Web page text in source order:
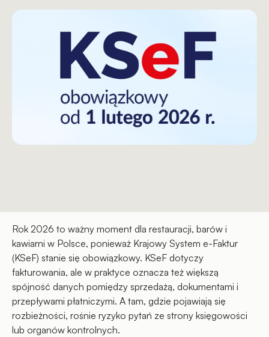
Rok 2026 to ważny moment dla restauracji, barów i
kawiarni w Polsce, ponieważ Krajowy System e-Faktur
(KSeF) stanie się obowiązkowy. KSeF dotyczy
fakturowania, ale w praktyce oznacza też większą
spójność danych pomiędzy sprzedażą, dokumentami i
przepływami płatniczymi. A tam, gdzie pojawiają się
rozbieżności, rośnie ryzyko pytań ze strony księgowości
lub organów kontrolnych.